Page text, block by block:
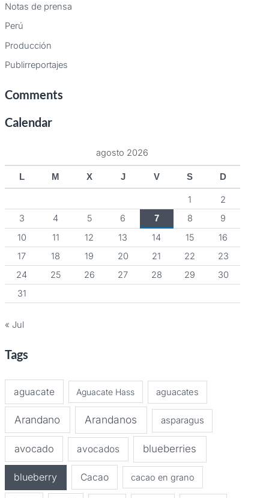
Notas de prensa
Perú
Producción
Publirreportajes
Comments
Calendar
agosto 2026
L M X J V S D
1
2
3
4 5 6 7 8
9
10
11 12 13 14 15
16
17
18 19 20 21 22
23
24
25 26 27 28 29
30
31
« Jul
Tags
aguacate Aguacate Hass aguacates
Arandano Arandanos asparagus
avocado avocados blueberries
blueberry Cacao cacao en grano